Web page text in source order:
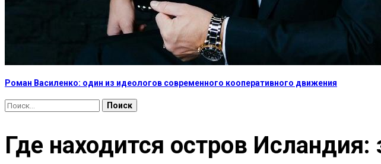
Роман Василенко: один из идеологов современного кооперативного движения
Найти:
Где находится остров